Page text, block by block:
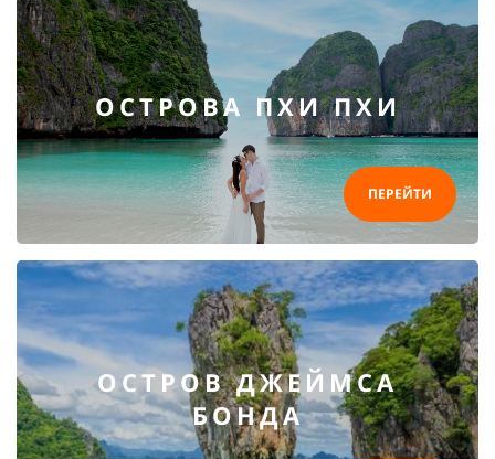
ОСТРОВА ПХИ ПХИ
ПЕРЕЙТИ
ОСТРОВ ДЖЕЙМСА
БОНДА